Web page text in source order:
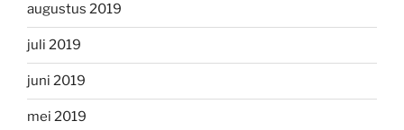
augustus 2019
juli 2019
juni 2019
mei 2019